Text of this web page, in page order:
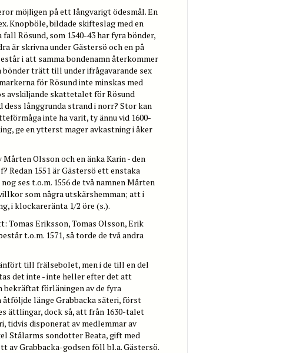
möjligen på ett långvarigt ödesmål. En
Knopböle, bildade skifteslag med en
Rösund, som 1540-43 har fyra bönder,
är skrivna under Gästersö och en på
i att samma bondenamn återkommer
bönder trätt till under ifrågavarande sex
för Rösund inte minskas med
avskiljande skattetalet för Rösund
långgrunda strand i norr? Stor kan
inte ha varit, ty ännu vid 1600-
ge en ytterst mager avkastning i åker
Olsson och en änka Karin - den
Redan 1551 är Gästersö ett enstaka
ses t.o.m. 1556 de två namnen Mårten
som några utskärshemman; att i
i klockareränta 1/2 öre (s.).
Tomas Eriksson, Tomas Olsson, Erik
t.o.m. 1571, så torde de två andra
till frälsebolet, men i de till en del
det inte - inte heller efter det att
bekräftat förläningen av de fyra
länge Grabbacka säteri, först
ättlingar, dock så, att från 1630-talet
tidvis disponerat av medlemmar av
Stålarms sondotter Beata, gift med
av Grabbacka-godsen föll bl.a. Gästersö.